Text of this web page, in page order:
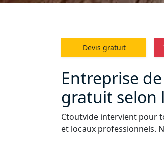
Devis gratuit
Entreprise
gratuit selon
Ctoutvide intervient pour
et locaux professionnels.